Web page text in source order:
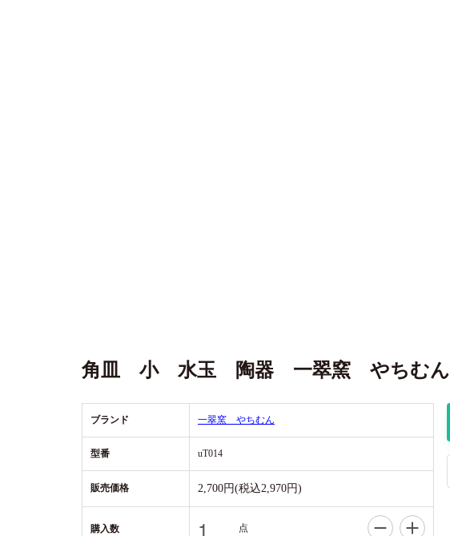
角皿 小 水玉 陶器 一翠窯 やちむん
ブランド 一翠窯 やちむん
型番 uT014
販売価格 2,700円(税込2,970円)
購入数 点